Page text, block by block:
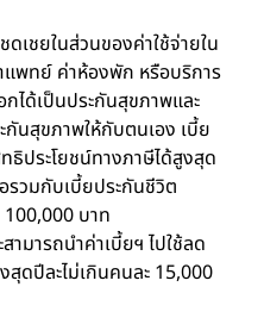
เชยในส่วนของค่าใช้จ่ายใน
แพทย์ ค่าห้องพัก หรือบริการ
ได้เป็นประกันสุขภาพและ
กันสุขภาพให้กับตนเอง เบี้ย
ธิประโยชน์ทางภาษีได้สูงสุด
รวมกับเบี้ยประกันชีวิต
บาท
มารถนำค่าเบี้ยฯ ไปใช้ลด
สุดปีละไม่เกินคนละ 15,000